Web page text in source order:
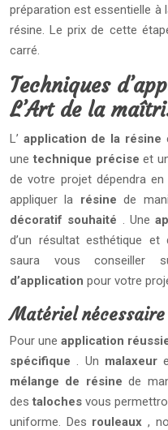
préparation est essentielle à
résine. Le prix de cette
carré.
Techniques
L’Art de la
L’ application de la résine
une technique préciseet
de votre projet dépendra
appliquer la résinede
décoratif souhaité . Une
d’un résultat esthétique et
saura vous conseiller
d’application pour votre
Matériel nécessaire
Pour uneapplication
spécifique . Un malaxeur
mélange de résinede
destalochesvous
uniforme. Des rouleaux ,